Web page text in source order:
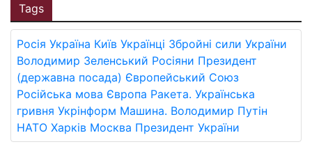
Tags
Росія Україна Київ Українці Збройні сили України
Володимир Зеленський Росіяни Президент
(державна посада) Європейський Союз
Російська мова Європа Ракета. Українська
гривня Укрінформ Машина. Володимир Путін
НАТО Харків Москва Президент України